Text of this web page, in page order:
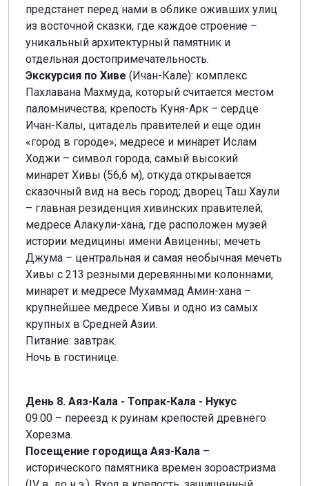
предстанет перед нами в облике оживших улиц
из восточной сказки, где каждое строение –
уникальный архитектурный памятник и
отдельная достопримечательность.
Экскурсия по Хиве (Ичан-Кале): комплекс
Пахлавана Махмуда, который считается местом
паломничества; крепость Куня-Арк – сердце
Ичан-Калы, цитадель правителей и еще один
«город в городе»; медресе и минарет Ислам
Ходжи – символ города, самый высокий
минарет Хивы (56,6 м), откуда открывается
сказочный вид на весь город; дворец Таш Хаули
– главная резиденция хивинских правителей;
медресе Алакули-хана, где расположен музей
истории медицины имени Авиценны; мечеть
Джума – центральная и самая необычная мечеть
Хивы с 213 резными деревянными колоннами,
минарет и медресе Мухаммад Амин-хана –
крупнейшее медресе Хивы и одно из самых
крупных в Средней Азии.
Питание: завтрак.
Ночь в гостинице.
День 8. Аяз-Кала - Топрак-Кала - Нукус
09:00 – переезд к руинам крепостей древнего
Хорезма.
Посещение городища Аяз-Кала –
исторического памятника времен зороастризма